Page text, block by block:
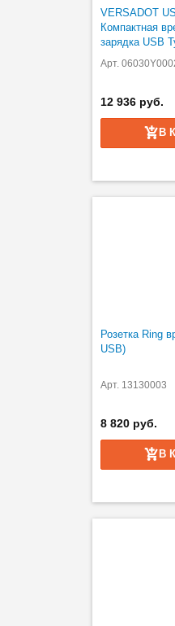
VERSADOT
Компактная
зарядка USB
C
Арт.
12 936 руб.
В
Розетка Ring
USB)
Арт. 13130003
8 820 руб.
В